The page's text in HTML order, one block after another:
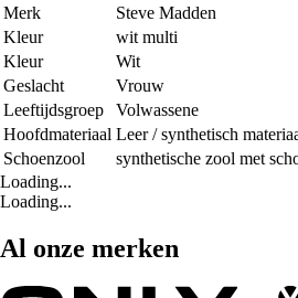
Merk
Steve Madden
Kleur
wit multi
Kleur
Wit
Geslacht
Vrouw
Leeftijdsgroep
Volwassene
Hoofdmateriaal Leer / synthetisch
Schoenzool
synthetische zool met
Loading...
Loading...
Al onze merken